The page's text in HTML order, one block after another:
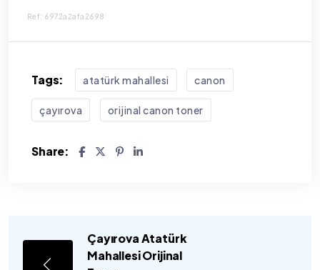
Ref: 6972a2afa2698
Tags: atatürk mahallesi canon
çayırova orijinal canon toner
Share:
Çayırova Atatürk
Mahallesi Orijinal